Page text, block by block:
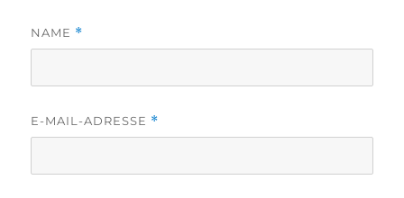
NAME *
E-MAIL-ADRESSE *